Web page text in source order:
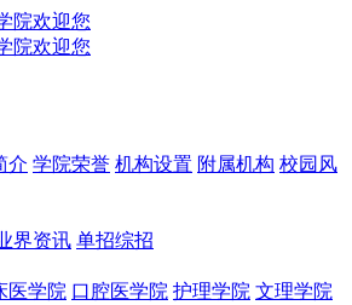
介 学院荣誉 机构设置 附属机构 校园风
界资讯 单招综招
医学院 口腔医学院 护理学院 文理学院